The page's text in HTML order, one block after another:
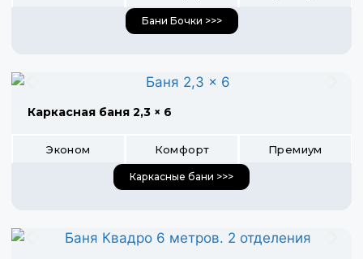
Бани Бочки >>>
Каркасная баня 2,3 × 6
Эконом Комфорт Премиум
Каркасные бани >>>